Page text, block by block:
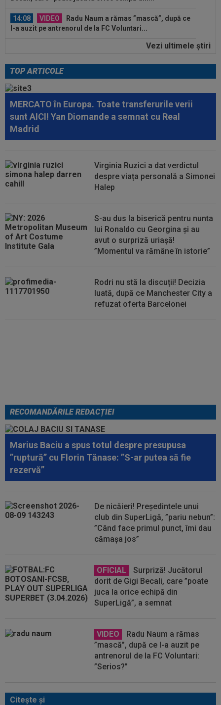
14:08 VIDEO
Radu Naum a rămas ”mască”, după ce
l-a auzit pe antrenorul de la FC Voluntari...
Antrenorul lui Union SG a dat verdictul, după ce
15:06
Sepsi - FCSB | LIVE VIDEO, luni, 21:30, DGS 1.
Roș-albaștrii, ”ca acasă” la...
14:59
De nicăieri! Președintele unui club din
SuperLigă, ”pariu nebun”: ”Când face...
14:49
Marius Baciu a spus totul despre presupusa
14:36 OFICIAL
România și-a anunțat lotul pentru
Campionatul European de la Zagreb
Vezi ultimele ştiri
TOP ARTICOLE
MERCATO în Europa. Toate transferurile verii
sunt AICI! Yan Diomande a semnat cu Real
Madrid
Virginia Ruzici a dat verdictul
despre viața personală a Simonei
Halep
S-au dus la biserică pentru nunta
lui Ronaldo cu Georgina și au
avut o surpriză uriașă!
”Momentul va rămâne în istorie”
Rodri nu stă la discuții! Decizia
luată, după ce Manchester City a
refuzat oferta Barcelonei
RECOMANDĂRILE REDACȚIEI
Marius Baciu a spus totul despre presupusa
”ruptură” cu Florin Tănase: ”S-ar putea să fie
rezervă”
De nicăieri! Președintele unui
club din SuperLigă, ”pariu nebun”:
”Când face primul punct, îmi dau
cămașa jos”
OFICIAL
Surpriză! Jucătorul
dorit de Gigi Becali, care ”poate
juca la orice echipă din
SuperLigă”, a semnat
VIDEO
Radu Naum a rămas
”mască”, după ce l-a auzit pe
antrenorul de la FC Voluntari:
”Serios?”
Citeşte şi